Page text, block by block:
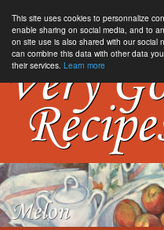
This site uses cookies to personnalize
enable sharing on social media, and to
on site use is also shared with our social
can combine this data with other data
their services. Learn more